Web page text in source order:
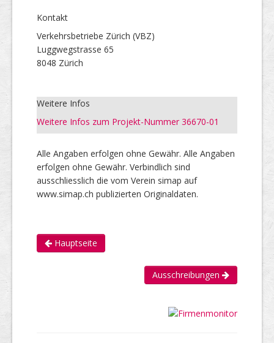
Kontakt
Verkehrsbetriebe Zürich (VBZ)
Luggwegstrasse 65
8048 Zürich
Weitere Infos
Weitere Infos zum Projekt-Nummer 36670-01
Alle Angaben erfolgen ohne Gewähr. Alle Angaben
erfolgen ohne Gewähr. Verbindlich sind
ausschliesslich die vom Verein simap auf
www.simap.ch publizierten Originaldaten.
Hauptseite
Ausschreibungen